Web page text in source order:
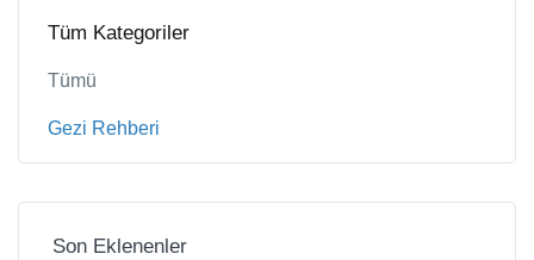
Tüm Kategoriler
Tümü
Gezi Rehberi
Son Eklenenler